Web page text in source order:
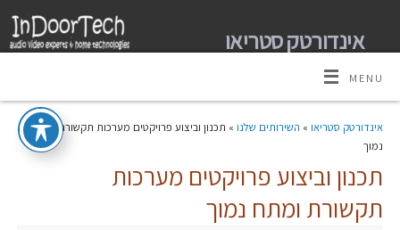
אינדורטק סטריאו
MENU
אינדורטק סטריאו» השירותים שלנו» תכנון וביצוע פרויקטים מערכות תקשורת ומתח
נמוך
תכנון וביצוע פרויקטים מערכות
תקשורת ומתח נמוך